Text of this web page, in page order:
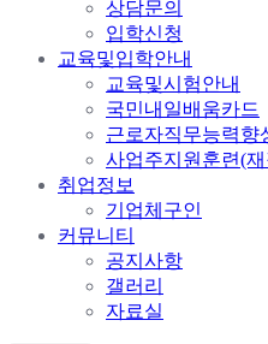
상담문의
입학신청
교육및입학안내
교육및시험안내
국민내일배움카드
근로자직무능력향
사업주지원훈련(
취업정보
기업체구인
커뮤니티
공지사항
갤러리
자료실